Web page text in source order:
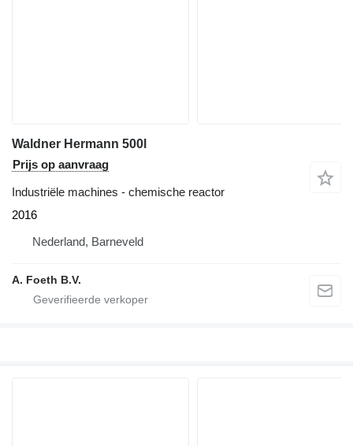
Waldner Hermann 500l
Prijs op aanvraag
Industriële machines - chemische reactor
2016
Nederland, Barneveld
A. Foeth B.V.